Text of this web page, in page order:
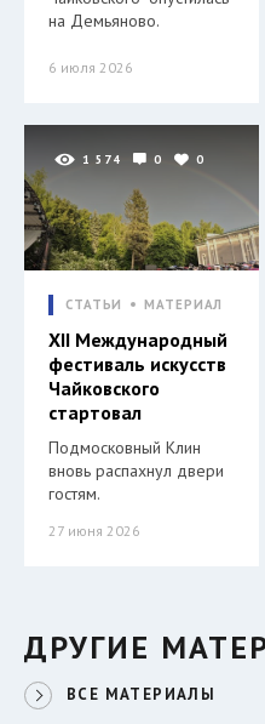
на Демьяново.
6 июля 2026
1 574 0 0
СТАТЬИ МАТЕРИАЛ
XII Международный
фестиваль искусств
Чайковского
стартовал
Подмосковный Клин
вновь распахнул двери
гостям.
27 июня 2026
ДРУГИЕ
ВСЕ МАТЕРИАЛЫ